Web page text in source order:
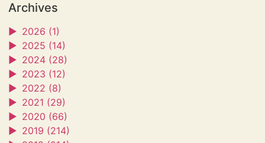
Archives
► 2026 (1)
► 2025 (14)
► 2024 (28)
► 2023 (12)
► 2022 (8)
► 2021 (29)
► 2020 (66)
► 2019 (214)